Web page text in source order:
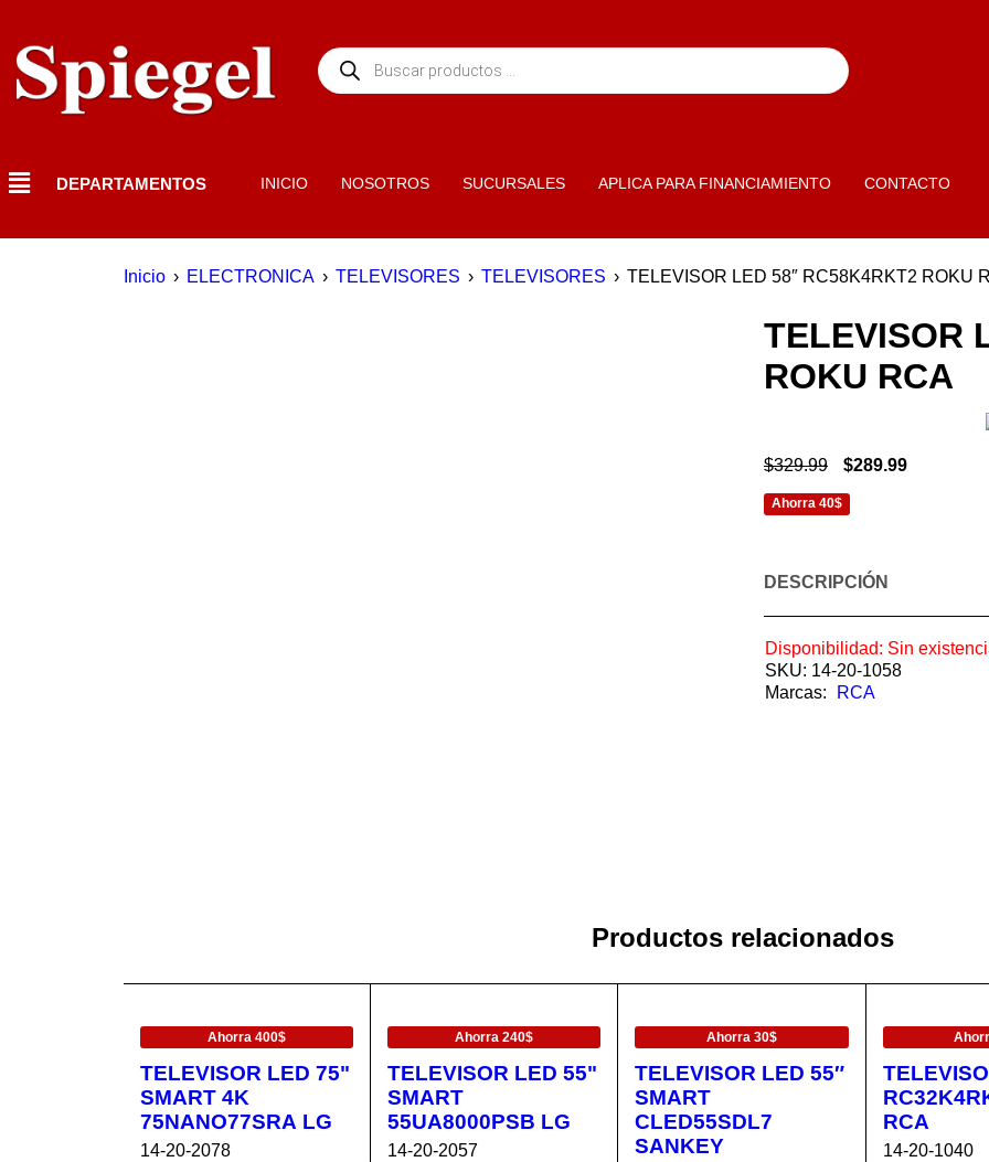
DEPARTAMENTOS INICIO NOSOTROS SUCURSALES APLICA PARA FINANCIAMIENTO CONTACTO
Inicio › ELECTRONICA › TELEVISORES › TELEVISORES › TELEVISOR LED 58″ RC58K4RKT2 ROKU
TELEVISOR
ROKU RCA
$329.99 $289.99
Ahorra 40$
DESCRIPCIÓN
Disponibilidad: Sin
SKU: 14-20-1058
Marcas:
RCA
Productos relacionados
Ahorra 400$
TELEVISOR LED 75"
SMART 4K
75NANO77SRA LG
14-20-2078
Ahorra 240$
TELEVISOR LED 55"
SMART
55UA8000PSB LG
14-20-2057
Ahorra 30$
TELEVISOR LED 55″
SMART
CLED55SDL7
SANKEY
RCA
14-20-1040